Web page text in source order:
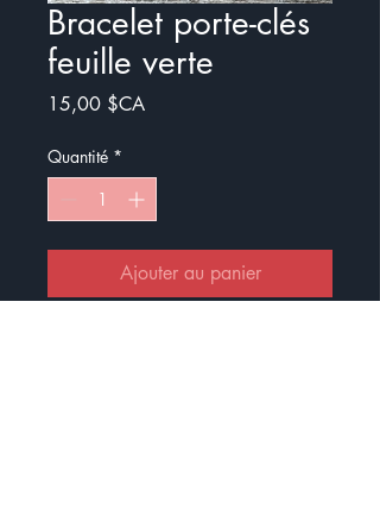
Bracelet porte-clés
feuille verte
15,00 $CAPrix
Quantité *
Ajouter au panier